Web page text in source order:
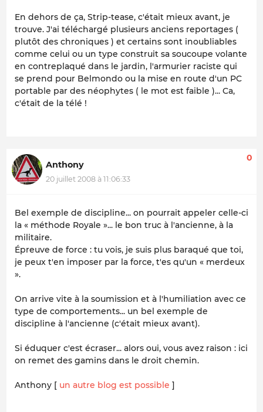
En dehors de ça, Strip-tease, c'était mieux avant, je
trouve. J'ai téléchargé plusieurs anciens reportages (
plutôt des chroniques ) et certains sont inoubliables
comme celui ou un type construit sa soucoupe volante
en contreplaqué dans le jardin, l'armurier raciste qui
se prend pour Belmondo ou la mise en route d'un PC
portable par des néophytes ( le mot est faible )... Ca,
c'était de la télé !
Anthony
20 juillet 2008 à 11:06:33
0
Bel exemple de discipline... on pourrait appeler celle-ci
la « méthode Royale »... le bon truc à l'ancienne, à la
militaire.
Épreuve de force : tu vois, je suis plus baraqué que toi,
je peux t'en imposer par la force, t'es qu'un « merdeux
».
On arrive vite à la soumission et à l'humiliation avec ce
type de comportements... un bel exemple de
discipline à l'ancienne (c'était mieux avant).
Si éduquer c'est écraser... alors oui, vous avez raison : ici
on remet des gamins dans le droit chemin.
Anthony [ un autre blog est possible ]